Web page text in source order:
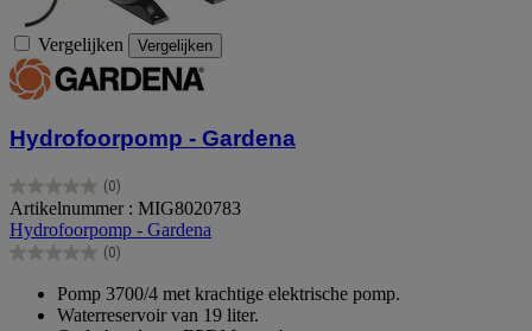
Vergelijken Vergelijken
Hydrofoorpomp - Gardena
(0)
0.0
van
de
5
Artikelnummer : MIG8020783
Hydrofoorpomp - Gardena
(0)
0.0
Pomp 3700/4 met krachtige elektrische pomp.
Waterreservoir van 19 liter.